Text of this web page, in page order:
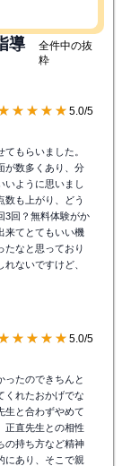
導
全件中の抜
粋
5.0/5
もらいました。
が数多くあり、分
いように思いまし
数も上がり、どう
3回？無料体験がか
来てとてもいい機
たなと思っており
ないですけど、
5.0/5
ったのできちんと
くれたおかげでな
生と合わずやめて
正直先生との相性
の持ち方など精神
にあり、そこで親